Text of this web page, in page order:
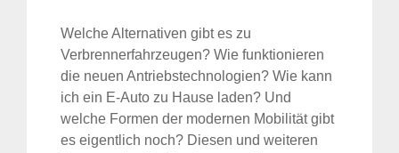
Welche Alternativen gibt es zu
Verbrennerfahrzeugen? Wie funktionieren
die neuen Antriebstechnologien? Wie kann
ich ein E-Auto zu Hause laden? Und
welche Formen der modernen Mobilität gibt
es eigentlich noch? Diesen und weiteren